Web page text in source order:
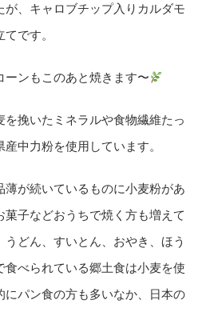
、キャロブチップ入りカルダモ
です。
ンもこのあと焼きます〜
挽いたミネラルや食物繊維たっ
中力粉を使用しています。
が続いているものに小麦粉があ
菓子などおうちで焼く方も増えて
どん、すいとん、おやき、ほう
食べられている郷土食は小麦を使
にパン食の方も多いなか、日本の